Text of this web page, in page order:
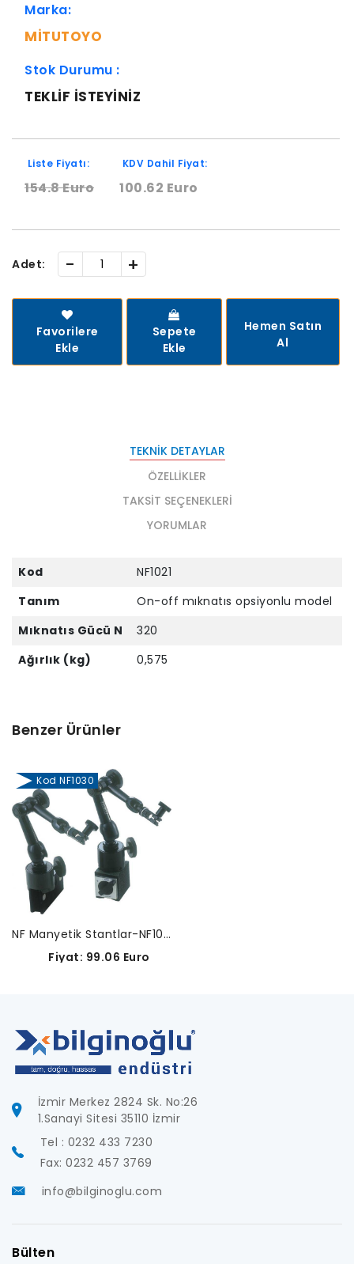
Marka:
MITUTOYO
Stok Durumu :
TEKLIF ISTEYINIZ
Liste Fiyatı:
154.8 Euro
KDV Dahil Fiyat:
100.62 Euro
Adet: - +
Favorilere
Ekle
Sepete
Ekle
Hemen Satın
Al
TEKNIK DETAYLAR
ÖZELLIKLER
TAKSIT SEÇENEKLERI
YORUMLAR
Kod
NF1021
Tanım
On-off mıknatıs opsiyonlu model
Mıknatıs Gücü N
320
Ağırlık (kg)
0,575
Benzer Ürünler
Kod NF1030
NF Manyetik Stantlar-NF1030
Fiyat: 99.06 Euro
İzmir Merkez 2824 Sk. No:26
1.Sanayi Sitesi 35110 İzmir
Tel : 0232 433 7230
Fax: 0232 457 3769
info@bilginoglu.com
Bülten